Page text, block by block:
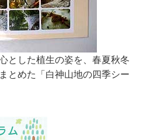
とした植生の姿を、春夏秋冬
とめた「白神山地の四季シー